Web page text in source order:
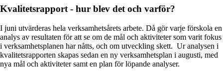
Kvalitetsrapport - hur blev det och varför?
I juni utvärderas hela verksamhetsårets arbete. Då gör varje förskola en
analys av resultaten för att se om de mål och aktiviteter som varit fokus
i verksamhetsplanen har nåtts, och om utveckling skett. Ur analysen i
kvalitetsrapporten skapas sedan en ny verksamhetsplan i augusti, med
nya mål och aktiviteter samt en plan för löpande analyser.